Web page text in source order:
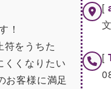
！
をうちた
くくなりたい
お客様に満足
[
[